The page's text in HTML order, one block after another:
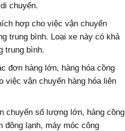
chuyển.
hợp cho việc vận chuyển
trung bình. Loại xe này có khả
trung bình.
đơn hàng lớn, hàng hóa cồng
việc vận chuyển hàng hóa liên
chuyển số lượng lớn, hàng cồng
đông lạnh, máy móc công